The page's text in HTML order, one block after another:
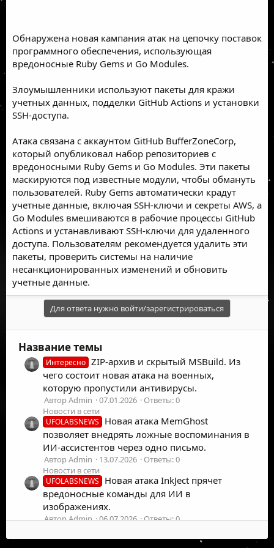
Обнаружена новая кампания атак на цепочку поставок
программного обеспечения, использующая
вредоносные Ruby Gems и Go Modules.
Злоумышленники используют пакеты для кражи
учетных данных, подделки GitHub Actions и установки
SSH-доступа.
Атака связана с аккаунтом GitHub BufferZoneCorp,
который опубликовал набор репозиториев с
вредоносными Ruby Gems и Go Modules. Эти пакеты
маскируются под известные модули, чтобы обмануть
пользователей. Ruby Gems автоматически крадут
учетные данные, включая SSH-ключи и секреты AWS, а
Go Modules вмешиваются в рабочие процессы GitHub
Actions и устанавливают SSH-ключи для удаленного
доступа. Пользователям рекомендуется удалить эти
пакеты, проверить системы на наличие
несанкционированных изменений и обновить
учетные данные.
Для ответа нужно войти/зарегистрироваться
Название темы
Интересно ZIP-архив и скрытый MSBuild. Из
чего состоит новая атака на военных,
которую пропустили антивирусы.
Автор Admin 07.01.2026
Ответы: 0
Новости в сети
UFOLABSNEWS
Новая атака MemGhost
позволяет внедрять ложные воспоминания в
ИИ-ассистентов через одно письмо.
Автор Admin 13.07.2026
Ответы: 0
Новости в сети
UFOLABSNEWS
Новая атака InkJect прячет
вредоносные команды для ИИ в
изображениях.
Автор Admin 06.07.2026
Ответы: 0
UFOLABSNEWS Новая атака BioShocking